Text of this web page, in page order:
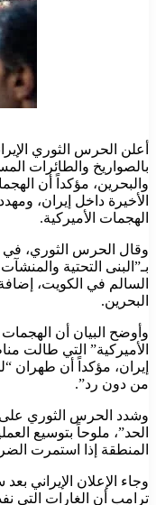
أعلن الحرس الثوري
بالصواريخ والطائرات
والبحرين، مؤكداً أن
الأخيرة داخل إيران،
الهجمات الأميركية.
وقال الحرس الثوري، في
بـ”البنى التحتية
السالم في الكويت،
البحرين.
وأوضح البيان أن
الأميركية” التي طالت
إيران، مؤكداً أن طهران
من دون رد”.
وشدد الحرس الثوري على
الحد”، ملوحاً بتوسيع
المنطقة إذا استمرت
وجاء الإعلان الإيراني
ترامب أن الغارات التي